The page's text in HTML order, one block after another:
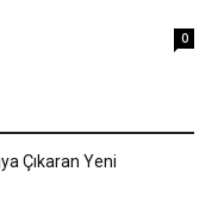
0
Çıkaran Yeni